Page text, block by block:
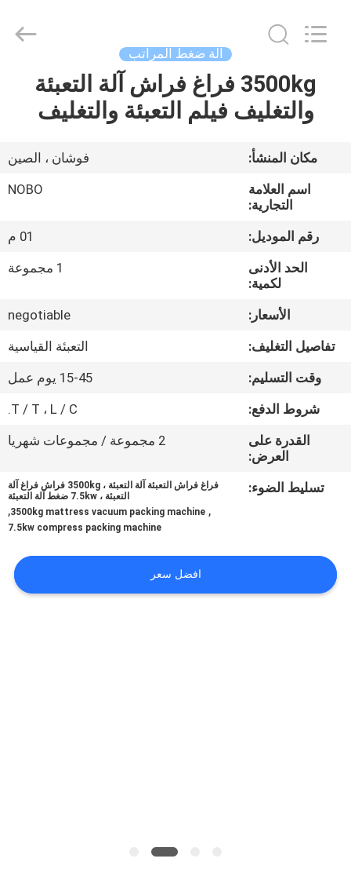
منزل
حول
جولة
المعمل
الجودة
اتصل
جميع
القضايا
Foshan
آلة ضغط المراتب
3500kg فراغ فراش آلة التعبئة
والتغليف فيلم التعبئة والتغليف
مكان المنشأ:
فوشان ، الصين
اسم العلامة
التجارية:
NOBO
رقم الموديل:
01 م
الحد الأدنى
لكمية:
1 مجموعة
الأسعار:
negotiable
تفاصيل التغليف:
التعبئة القياسية
وقت التسليم:
15-45 يوم عمل
شروط الدفع:
T / T ، L / C.
القدرة على
العرض:
2 مجموعة / مجموعات شهريا
تسليط الضوء:
فراغ فراش التعبئة آلة التعبئة ، 3500kg فراش فراغ آلة
التعبئة ، 7.5kw ضغط آلة التعبئة
,
3500kg mattress vacuum packing machine
,
7.5kw compress packing machine
افضل سعر